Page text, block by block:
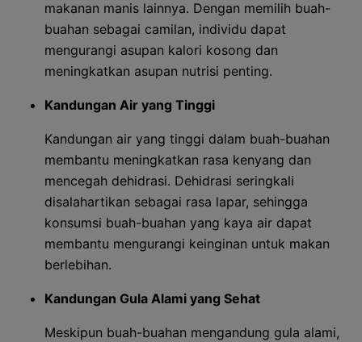
makanan manis lainnya. Dengan memilih buah-
buahan sebagai camilan, individu dapat
mengurangi asupan kalori kosong dan
meningkatkan asupan nutrisi penting.
Kandungan Air yang Tinggi
Kandungan air yang tinggi dalam buah-buahan
membantu meningkatkan rasa kenyang dan
mencegah dehidrasi. Dehidrasi seringkali
disalahartikan sebagai rasa lapar, sehingga
konsumsi buah-buahan yang kaya air dapat
membantu mengurangi keinginan untuk makan
berlebihan.
Kandungan Gula Alami yang Sehat
Meskipun buah-buahan mengandung gula alami,